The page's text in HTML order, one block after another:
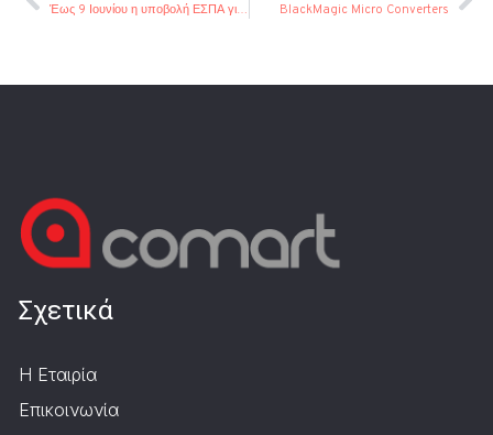
Έως 9 Ιουνίου η υποβολή ΕΣΠΑ για μικρές επιχειρήσεις BlackMagic Micro Converters
Σχετικά
Η Εταιρία
Επικοινωνία